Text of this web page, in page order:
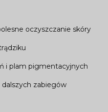
oczyszczanie skóry
i plam pigmentacyjnych
zabiegów